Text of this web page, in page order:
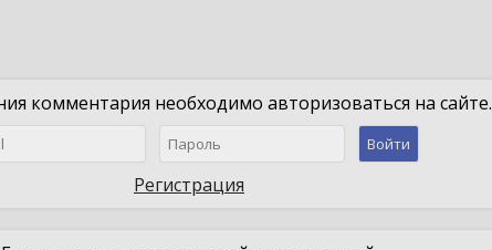
комментария необходимо авторизоваться на сайте.
Войти
Регистрация